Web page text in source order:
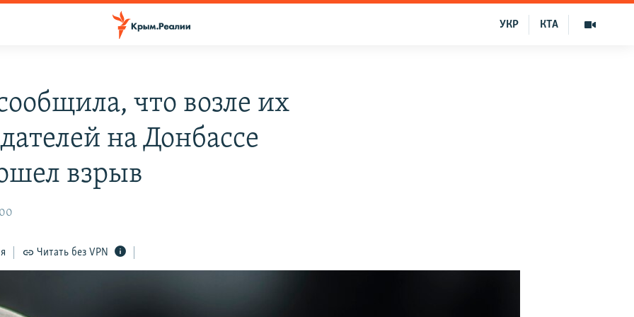
КТА
УКР
что возле их
на Донбассе
взрыв
Читать без VPN